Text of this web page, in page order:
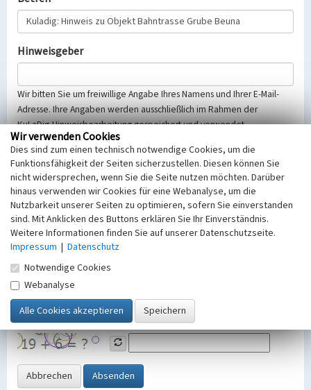
Hinweisgeber
Wir bitten Sie um freiwillige Angabe Ihres Namens und Ihrer E-Mail-
Adresse. Ihre Angaben werden ausschließlich im Rahmen der
KuLaDig-Hinweisbearbeitung gespeichert und verwendet.
Selbstverständlich werden diese entsprechend der Vorschriften des
Telemediengesetzes, des Datenschutzgesetzes NRW und der seit
dem 25.05.2018 gültigen Europäischen Datenschutzgrundverordnung
(EU-DSGVO) vertraulich behandelt, beachten Sie bitte unsere
Hinweise zumDatenschutz
Nachricht
SicherheitsabfrageTragen Sie unten das Rechenergebnis aus der
Grafik ein
Abbrechen Absenden
Wir verwenden Cookies
Dies sind zum einen technisch notwendige Cookies, um die
Funktionsfähigkeit der Seiten sicherzustellen. Diesen können Sie
nicht widersprechen, wenn Sie die Seite nutzen möchten. Darüber
hinaus verwenden wir Cookies für eine Webanalyse, um die
Nutzbarkeit unserer Seiten zu optimieren, sofern Sie einverstanden
sind. Mit Anklicken des Buttons erklären Sie Ihr Einverständnis.
Weitere Informationen finden Sie auf unserer Datenschutzseite.
Impressum | Datenschutz
Notwendige Cookies
Webanalyse